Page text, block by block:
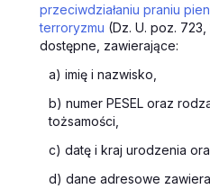
przeciwdziałaniu praniu
terroryzmu (Dz. U. poz.
dostępne, zawierające:
a) imię i nazwisko,
b) numer PESEL oraz
tożsamości,
c) datę i kraj urodzenia
d) dane adresowe